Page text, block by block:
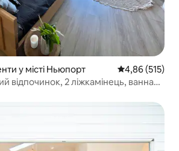
у місті Ньюпорт Середня
4,86 (515)
відпочинок, 2 ліжкамінець, ванна